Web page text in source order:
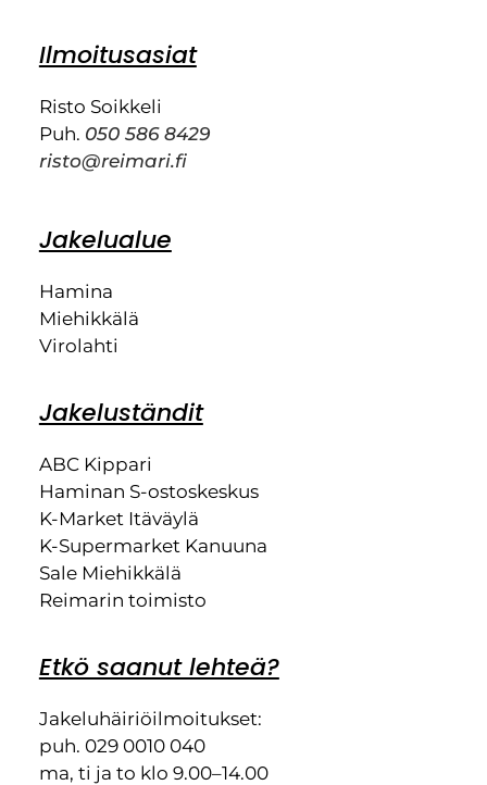
Ilmoitusasiat
Risto Soikkeli
Puh. 050 586 8429
risto@reimari.fi
Jakelualue
Hamina
Miehikkälä
Virolahti
Jakeluständit
ABC Kippari
Haminan S-ostoskeskus
K-Market Itäväylä
K-Supermarket Kanuuna
Sale Miehikkälä
Reimarin toimisto
Etkö saanut lehteä?
Jakeluhäiriöilmoitukset:
puh. 029 0010 040
ma, ti ja to klo 9.00–14.00